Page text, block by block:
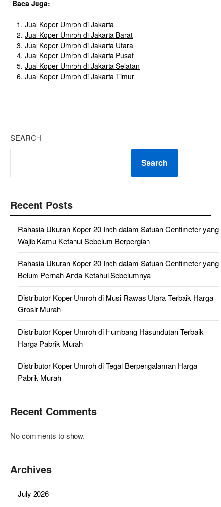
Baca Juga:
Jual Koper Umroh di Jakarta
Jual Koper Umroh di Jakarta Barat
Jual Koper Umroh di Jakarta Utara
Jual Koper Umroh di Jakarta Pusat
Jual Koper Umroh di Jakarta Selatan
Jual Koper Umroh di Jakarta Timur
SEARCH
Search
Recent Posts
Rahasia Ukuran Koper 20 Inch dalam Satuan Centimeter yang
Wajib Kamu Ketahui Sebelum Berpergian
Rahasia Ukuran Koper 20 Inch dalam Satuan Centimeter yang
Belum Pernah Anda Ketahui Sebelumnya
Distributor Koper Umroh di Musi Rawas Utara Terbaik Harga
Grosir Murah
Distributor Koper Umroh di Humbang Hasundutan Terbaik
Harga Pabrik Murah
Distributor Koper Umroh di Tegal Berpengalaman Harga
Pabrik Murah
Recent Comments
No comments to show.
Archives
July 2026